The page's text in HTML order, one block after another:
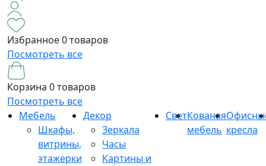
Избранное0 товаров
Посмотреть все
Корзина 0 товаров
Посмотреть все
Мебель
Шкафы,
витрины,
этажерки
Декор
Зеркала
Часы
Картины и
СветКованая
мебель кресла